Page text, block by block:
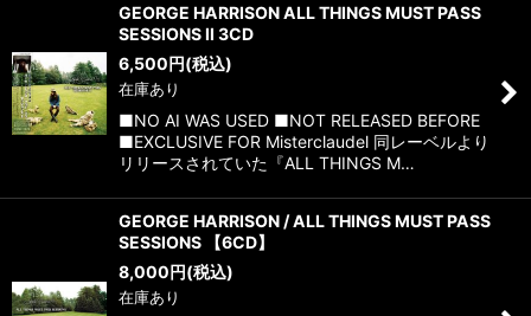
GEORGE HARRISON ALL THINGS MUST PASS
SESSIONS II 3CD
6,500円(税込)
在庫あり
■NO AI WAS USED ■NOT RELEASED BEFORE
■EXCLUSIVE FOR Misterclaudel 同レーベルより
リリースされていた『ALL THINGS M…
GEORGE HARRISON / ALL THINGS MUST PASS
SESSIONS 【6CD】
8,000円(税込)
在庫あり